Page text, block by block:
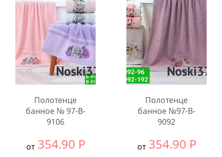
Количество: Количество:
Полотенце
банное № 97-B-
9106
от 354.90 Р
Полотенце
банное №97-B-
9092
от 354.90 Р